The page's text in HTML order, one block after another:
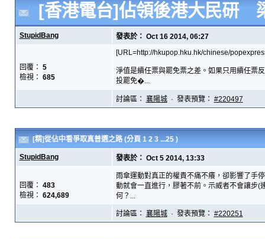
[香港電台]佔領後港大民研
StupidBang 發表於： Oct 16 2014, 06:27
回覆： 5
檢視： 685
[URL=http://hkupop.hku.hk/chinese/
淨值是續任票與罷免票之差。如果只用續任票
投罷免�...
討論區： 襄陽城· 發表預覽： #220497
[精]從佔中看爭取真普選之路 (分頁 1 2 3 ...25 )
StupidBang 發表於： Oct 5 2014, 13:33
回覆： 483
檢視： 624,689
雨傘運動對真正的權貴不痛不癢，卻影響了手
動就會一直進行，膠著不前。示威者不會讓步(
何？...
討論區： 襄陽城· 發表預覽： #220251